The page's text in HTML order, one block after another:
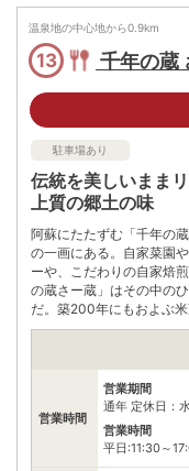
料金
住所
熊本県阿蘇市
九州自動車道
公共交通機
いの村駅より
電話番号 967340100
※ 掲載情報は変更になる場
問合せください。
※ 料金情報は税込・税抜表
温泉地の中心地から0.9km
13 千年の蔵
駐車場あり
伝統を美しいまま
上質の郷土の味
阿蘇にたたずむ「千年の
の一画にある。自家菜園
ーや、こだわりの自家焙
の蔵さー蔵」はその中の
だ。築200年にもおよぶ
感を醸し出しつつも、美
てくれる。肥後赤うし、
営業時間
営業期間
通年 定休日：
営業時間
平日:11:30～